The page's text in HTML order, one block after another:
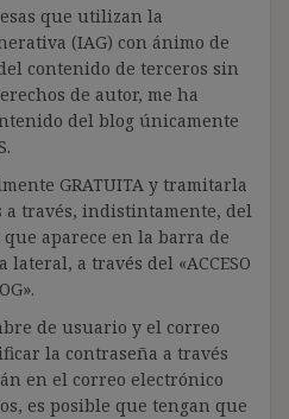
que utilizan la
(IAG) con ánimo de
contenido de terceros sin
de autor, me ha
del blog únicamente
GRATUITA y tramitarla
a través, indistintamente, del
que aparece en la barra de
a través del «ACCESO
de usuario y el correo
la contraseña a través
en el correo electrónico
es posible que tengan que